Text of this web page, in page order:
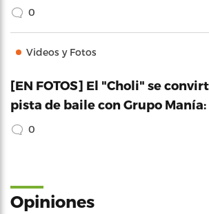
0
Videos y Fotos
[EN FOTOS] El "Choli" se
pista de baile con Grupo
0
Opiniones